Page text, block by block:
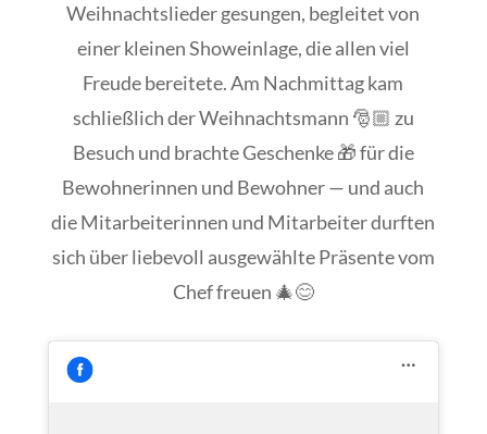
Weihnachtslieder gesungen, begleitet von
einer kleinen Showeinlage, die allen viel
Freude bereitete. Am Nachmittag kam
schließlich der Weihnachtsmann 🎅🏼 zu
Besuch und brachte Geschenke 🎁 für die
Bewohnerinnen und Bewohner — und auch
die Mitarbeiterinnen und Mitarbeiter durften
sich über liebevoll ausgewählte Präsente vom
Chef freuen 🎄😊